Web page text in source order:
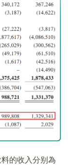
的收入分别為